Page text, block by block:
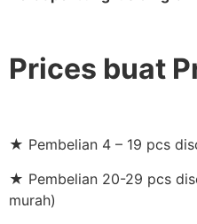
Prices buat
★ Pembelian 4 – 19 pcs
★ Pembelian 20-29 pcs
murah)